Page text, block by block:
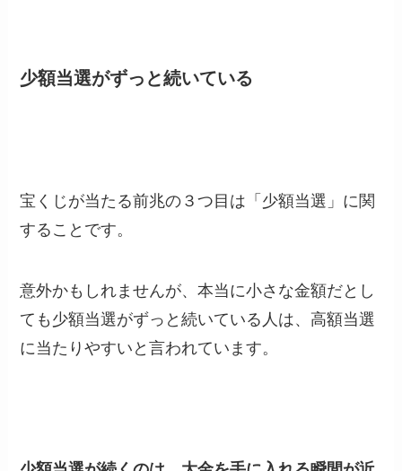
少額当選がずっと続いている
宝くじが当たる前兆の３つ目は「少額当選」に関
することです。
意外かもしれませんが、本当に小さな金額だとし
ても少額当選がずっと続いている人は、高額当選
に当たりやすいと言われています。